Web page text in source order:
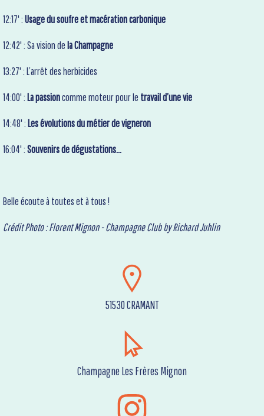
12:17' :Usage du soufre et macération carbonique
12:42' : Sa vision dela Champagne
13:27' : L’arrêt des herbicides
14:00' :La passioncomme moteur pour le travail d’une vie
14:48' :Les évolutions du métier de vigneron
16:04' :Souvenirs de dégustations…
Belle écoute à toutes et à tous !
Crédit Photo : Florent Mignon - Champagne Club by Richard Juhlin
51530 CRAMANT
Champagne Les Frères Mignon